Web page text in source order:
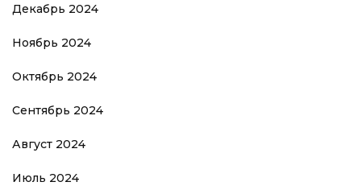
Декабрь 2024
Ноябрь 2024
Октябрь 2024
Сентябрь 2024
Август 2024
Июль 2024